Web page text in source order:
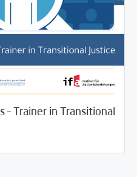
– Trainer in Transitional